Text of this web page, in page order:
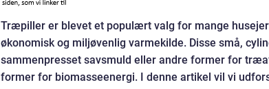
Træpiller er blevet et populært valg for mange
økonomisk og miljøvenlig varmekilde. Disse små,
sammenpresset savsmuld eller andre former for
former for biomasseenergi. I denne artikel vil vi